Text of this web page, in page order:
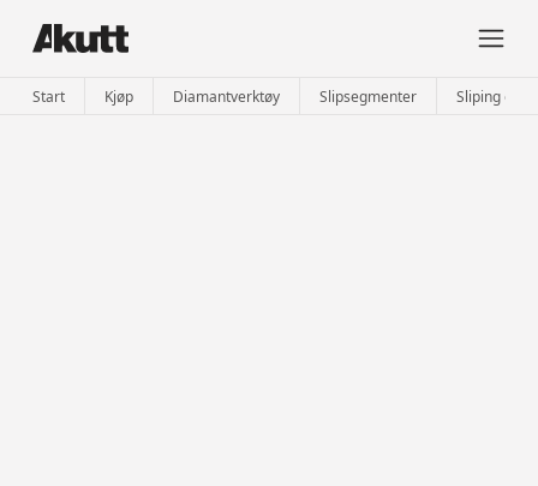
Start Kjøp Diamantverktøy Slipsegmenter Sliping og